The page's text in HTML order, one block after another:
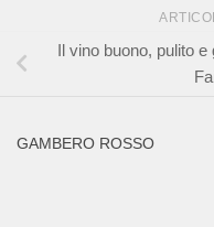
Il vino buono, pulito
GAMBERO ROSSO